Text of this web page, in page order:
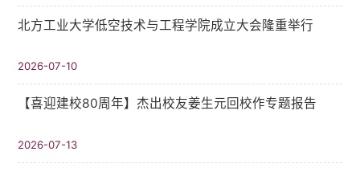
北方工业大学低空技术与工程学院成立大会隆重举行
2026-07-10
【喜迎建校80周年】杰出校友姜生元回校作专题报告
2026-07-13